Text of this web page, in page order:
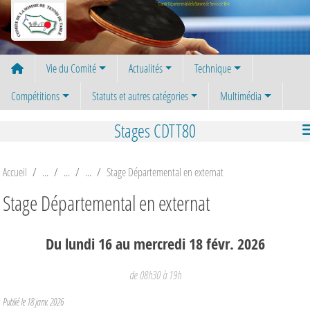
Comité Départemental de la Somme de Tennis de Table
Vie du Comité Actualités
Technique
Compétitions
Statuts et autres catégories Multimédia
Stages CDTT80
Accueil Stage Départemental en externat
Stage Départemental en externat
Du lundi16au mercredi18févr.2026
de 08h30 à 19h
Publié le 18 janv. 2026
Panneau de gestion des cookies